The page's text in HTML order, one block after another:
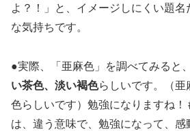
よ？！」と、イメージしにくい題
な気持ちです。
●実際、「亜麻色」を調べてみると、
い茶色、淡い褐色らしいです。（亜
色らしいです）勉強になりますね！
は、違う意味で、勉強になって、感